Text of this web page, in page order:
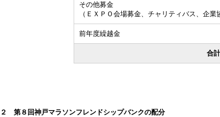
その他募金
（ＥＸＰＯ会場募金、チャリティバス、企業
前年度繰越金
合計
２ 第８回神戸マラソンフレンドシップバンクの配分